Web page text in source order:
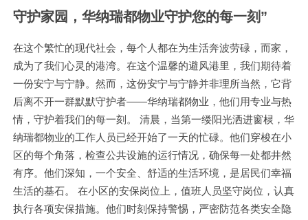
守护家园，华纳瑞都物业守护您的每一刻”
在这个繁忙的现代社会，每个人都在为生活奔波劳碌，而家，
成为了我们心灵的港湾。在这个温馨的避风港里，我们期待着
一份安宁与宁静。然而，这份安宁与宁静并非理所当然，它背
后离不开一群默默守护者——华纳瑞都物业，他们用专业与热
情，守护着我们的每一刻。 清晨，当第一缕阳光洒进窗棂，华
纳瑞都物业的工作人员已经开始了一天的忙碌。他们穿梭在小
区的每个角落，检查公共设施的运行情况，确保每一处都井然
有序。他们深知，一个安全、舒适的生活环境，是居民们幸福
生活的基石。 在小区的安保岗位上，值班人员坚守岗位，认真
执行各项安保措施。他们时刻保持警惕，严密防范各类安全隐